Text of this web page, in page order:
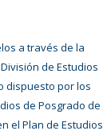
a través de la
de Estudios
dispuesto por los
de Posgrado de
el Plan de Estudios